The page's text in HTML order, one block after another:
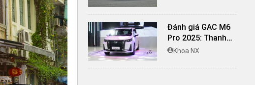
Đánh giá GAC M6
Pro 2025: Thanh
lịch, rộng rãi, đầy
hành tinh tế
Khoa NX